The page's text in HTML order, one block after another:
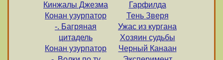
Кинжалы Джезма
Конан узурпатор
-. Багряная
цитадель
Конан узурпатор
Гарфилда
Тень Зверя
Ужас из кургана
Хозяин судьбы
Черный Канаан